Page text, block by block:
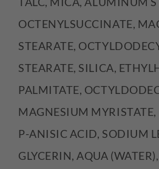
OCTENYLSUCCINATE,
STEARATE,
STEARATE, SILICA,
PALMITATE,
MAGNESIUM
P-ANISIC ACID, SODIUM
GLYCERIN, AQUA